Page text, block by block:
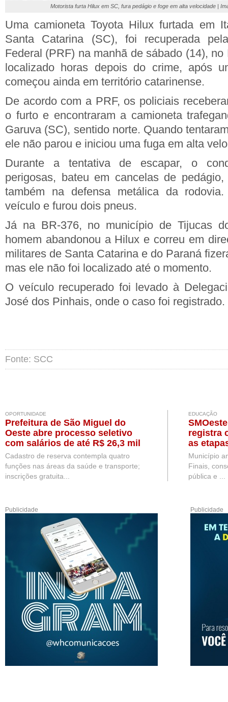
Motorista furta Hilux em SC, fura pedágio e foge em alta velocidade |
Uma camioneta Toyota Hilux furtada em
Santa Catarina (SC), foi recuperada
Federal (PRF) na manhã de sábado (14),
localizado horas depois do crime, após
começou ainda em território catarinense.
De acordo com a PRF, os policiais
o furto e encontraram a camioneta
Garuva (SC), sentido norte. Quando
ele não parou e iniciou uma fuga em alta
Durante a tentativa de escapar, o
perigosas, bateu em cancelas de
também na defensa metálica da
veículo e furou dois pneus.
Já na BR-376, no município de Tijucas
homem abandonou a Hilux e correu em
militares de Santa Catarina e do Paraná
mas ele não foi localizado até o momento.
O veículo recuperado foi levado à
José dos Pinhais, onde o caso foi registrado.
Fonte: SCC
OPORTUNIDADE
Prefeitura de São Miguel do
Oeste abre processo seletivo
com salários de até R$ 26,3 mil
Cadastro de reserva contempla quatro
funções nas áreas da saúde e transporte;
inscrições gratuita...
EDUCAÇÃO
registra
as
Município
Finais,
pública e ...
Publicidade Publicidade